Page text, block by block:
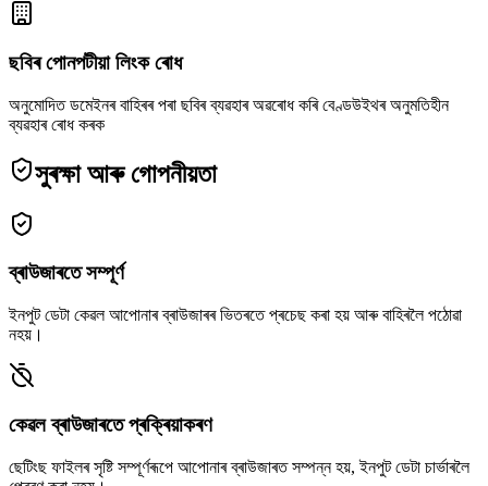
ছবিৰ পোনপটীয়া লিংক ৰোধ
অনুমোদিত ডমেইনৰ বাহিৰৰ পৰা ছবিৰ ব্যৱহাৰ অৱৰোধ কৰি বেণ্ডউইথৰ অনুমতিহীন
ব্যৱহাৰ ৰোধ কৰক
সুৰক্ষা আৰু গোপনীয়তা
ব্ৰাউজাৰতে সম্পূৰ্ণ
ইনপুট ডেটা কেৱল আপোনাৰ ব্ৰাউজাৰৰ ভিতৰতে প্ৰচেছ কৰা হয় আৰু বাহিৰলৈ পঠোৱা
নহয়।
কেৱল ব্ৰাউজাৰতে প্ৰক্ৰিয়াকৰণ
ছেটিংছ ফাইলৰ সৃষ্টি সম্পূৰ্ণৰূপে আপোনাৰ ব্ৰাউজাৰত সম্পন্ন হয়, ইনপুট ডেটা চাৰ্ভাৰলৈ